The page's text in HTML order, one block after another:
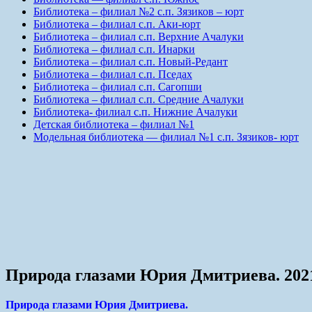
Библиотека – филиал №2 с.п. Зязиков – юрт
Библиотека – филиал с.п. Аки-юрт
Библиотека – филиал с.п. Верхние Ачалуки
Библиотека – филиал с.п. Инарки
Библиотека – филиал с.п. Новый-Редант
Библиотека – филиал с.п. Пседах
Библиотека – филиал с.п. Сагопши
Библиотека – филиал с.п. Средние Ачалуки
Библиотека- филиал с.п. Нижние Ачалуки
Детская библиотека – филиал №1
Модельная библиотека — филиал №1 с.п. Зязиков- юрт
Природа глазами Юрия Дмитриева.
Природа глазами Юрия Дмитриева.